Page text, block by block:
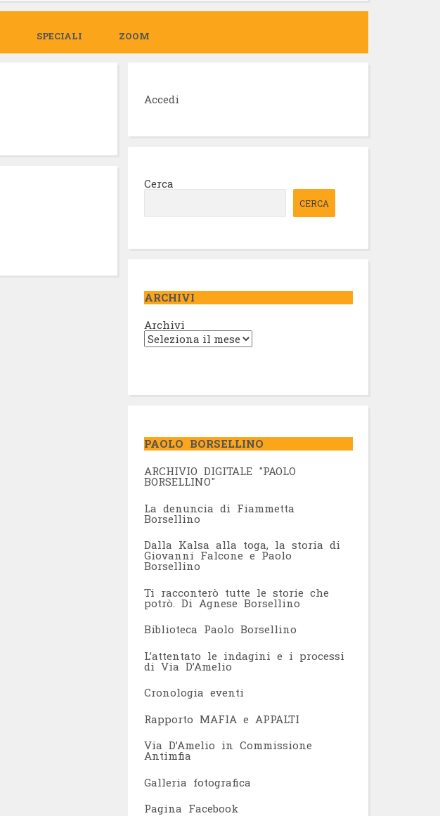
SPECIALI ZOOM
Accedi
Cerca
CERCA
ARCHIVI
Archivi
PAOLO BORSELLINO
ARCHIVIO DIGITALE "PAOLO
BORSELLINO"
La denuncia di Fiammetta
Borsellino
Dalla Kalsa alla toga, la storia di
Giovanni Falcone e Paolo
Borsellino
Ti racconterò tutte le storie che
potrò. Di Agnese Borsellino
Biblioteca Paolo Borsellino
L’attentato le indagini e i processi
di Via D’Amelio
Cronologia eventi
Rapporto MAFIA e APPALTI
Via D’Amelio in Commissione
Antimfia
Galleria fotografica
Pagina Facebook